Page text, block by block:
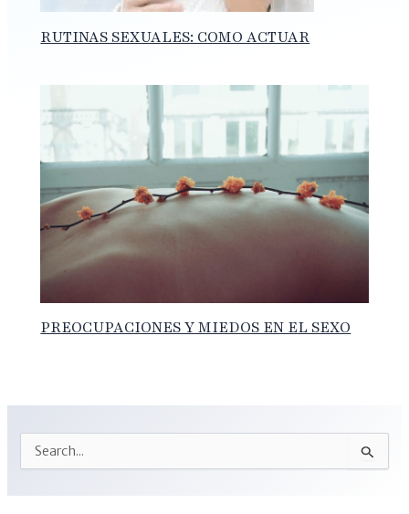
RUTINAS SEXUALES: COMO ACTUAR
PREOCUPACIONES Y MIEDOS EN EL SEXO